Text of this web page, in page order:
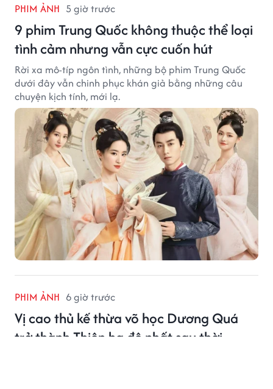
PHIM ẢNH 5 giờ trước
9 phim Trung Quốc không thuộc thể loại
tình cảm nhưng vẫn cực cuốn hút
Rời xa mô-típ ngôn tình, những bộ phim Trung Quốc
dưới đây vẫn chinh phục khán giả bằng những câu
chuyện kịch tính, mới lạ.
PHIM ẢNH 6 giờ trước
Vị cao thủ kế thừa võ học Dương Quá
trở thành Thiên hạ đệ nhất sau thời